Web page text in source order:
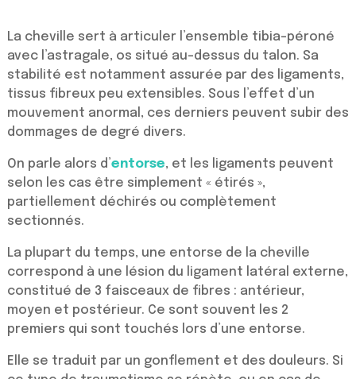
La cheville sert à articuler l’ensemble tibia-péroné
avec l’astragale, os situé au-dessus du talon. Sa
stabilité est notamment assurée par des ligaments,
tissus fibreux peu extensibles. Sous l’effet d’un
mouvement anormal, ces derniers peuvent subir des
dommages de degré divers.
On parle alors d’entorse, et les ligaments peuvent
selon les cas être simplement « étirés »,
partiellement déchirés ou complètement
sectionnés.
La plupart du temps, une entorse de la cheville
correspond à une lésion du ligament latéral externe,
constitué de 3 faisceaux de fibres : antérieur,
moyen et postérieur. Ce sont souvent les 2
premiers qui sont touchés lors d’une entorse.
Elle se traduit par un gonflement et des douleurs. Si